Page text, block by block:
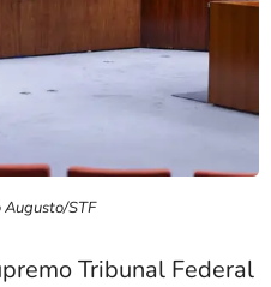
Augusto/STF
Tribunal Federal